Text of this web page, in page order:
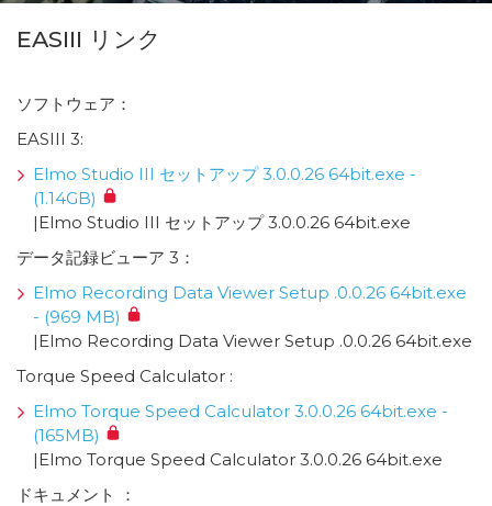
EASIII リンク
ソフトウェア：
EASIII 3:
Elmo Studio III セットアップ 3.0.0.26 64bit.exe -
(1.14GB)
|Elmo Studio III セットアップ 3.0.0.26 64bit.exe
データ記録ビューア 3：
Elmo Recording Data Viewer Setup .0.0.26 64bit.exe
- (969 MB)
|Elmo Recording Data Viewer Setup .0.0.26 64bit.exe
Torque Speed Calculator :
Elmo Torque Speed Calculator 3.0.0.26 64bit.exe -
(165MB)
|Elmo Torque Speed Calculator 3.0.0.26 64bit.exe
ドキュメント ：